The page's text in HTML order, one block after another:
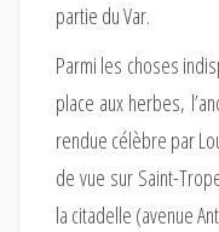
partie du Var.
Parmi les choses
place aux herbes,
rendue célèbre par
de vue sur Saint-
la citadelle (avenue